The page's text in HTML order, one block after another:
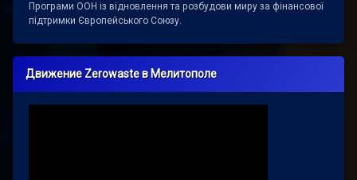
Програми ООН із відновлення та розбудови миру за фінансової
підтримки Європейського Союзу.
Движение Zerowaste в Мелитополе